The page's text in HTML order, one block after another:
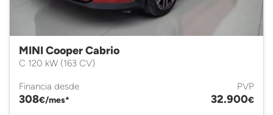
MINI Cooper Cabrio
C 120 kW (163 CV)
Financia desde
308€/mes*
PVP
32.900€